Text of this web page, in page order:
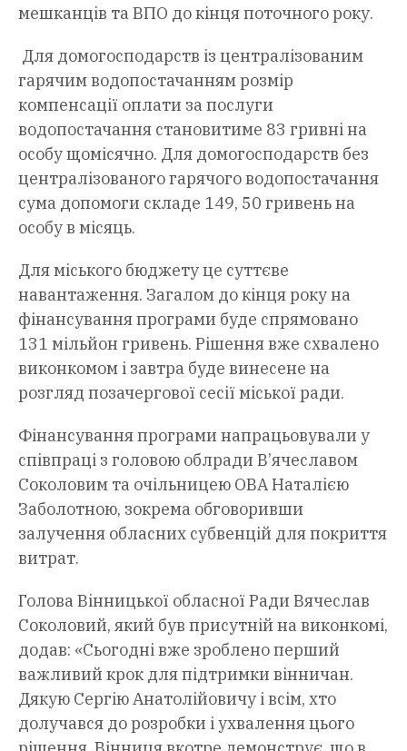
мешканців та ВПО до кінця поточного року.
Для домогосподарств із централізованим
гарячим водопостачанням розмір
компенсації оплати за послуги
водопостачання становитиме 83 гривні на
особу щомісячно. Для домогосподарств без
централізованого гарячого водопостачання
сума допомоги складе 149, 50 гривень на
особу в місяць.
Для міського бюджету це суттєве
навантаження. Загалом до кінця року на
фінансування програми буде спрямовано
131 мільйон гривень. Рішення вже схвалено
виконкомом і завтра буде винесене на
розгляд позачергової сесії міської ради.
Фінансування програми напрацьовували у
співпраці з головою облради В’ячеславом
Соколовим та очільницею ОВА Наталією
Заболотною, зокрема обговоривши
залучення обласних субвенцій для покриття
витрат.
Голова Вінницької обласної Ради Вячеслав
Соколовий, який був присутній на виконкомі,
додав: «Сьогодні вже зроблено перший
важливий крок для підтримки вінничан.
Дякую Сергію Анатолійовичу і всім, хто
долучався до розробки і ухвалення цього